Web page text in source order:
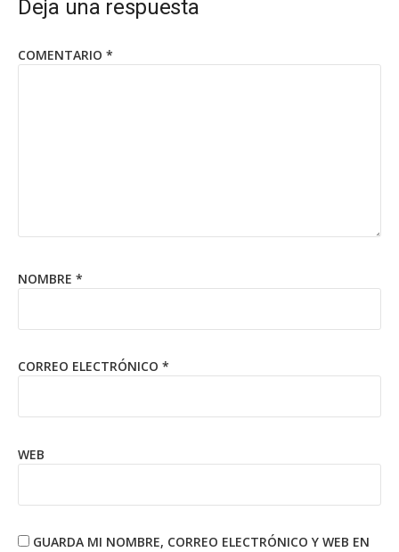
Deja una respuesta
COMENTARIO *
NOMBRE *
CORREO ELECTRÓNICO *
WEB
GUARDA MI NOMBRE, CORREO ELECTRÓNICO Y WEB EN